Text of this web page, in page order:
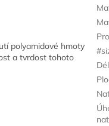
polyamidové hmoty
a tvrdost tohoto